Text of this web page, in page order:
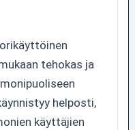
tehokas ja
helposti,
käyttäjien